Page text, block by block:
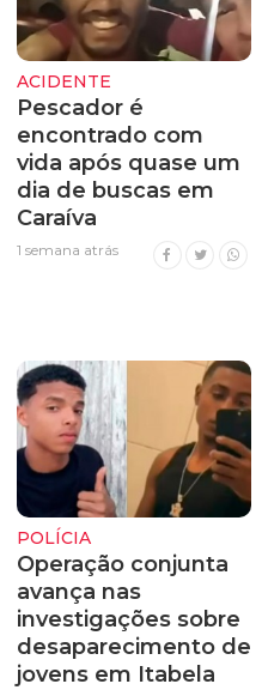
ACIDENTE
Pescador é
encontrado com
vida após quase um
dia de buscas em
Caraíva
1 semana atrás
POLÍCIA
Operação conjunta
avança nas
investigações sobre
desaparecimento de
jovens em Itabela